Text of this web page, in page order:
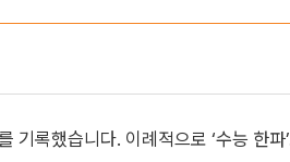
기록했습니다. 이례적으로 ‘수능 한파